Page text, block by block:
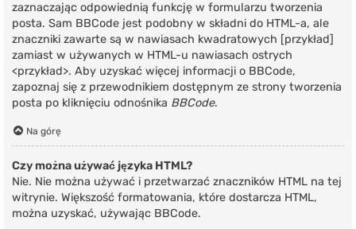
zaznaczając odpowiednią funkcję w formularzu tworzenia
posta. Sam BBCode jest podobny w składni do HTML-a, ale
znaczniki zawarte są w nawiasach kwadratowych [przykład]
zamiast w używanych w HTML-u nawiasach ostrych
<przykład>. Aby uzyskać więcej informacji o BBCode,
zapoznaj się z przewodnikiem dostępnym ze strony tworzenia
posta po kliknięciu odnośnika BBCode.
Na górę
Czy można używać języka HTML?
Nie. Nie można używać i przetwarzać znaczników HTML na tej
witrynie. Większość formatowania, które dostarcza HTML,
można uzyskać, używając BBCode.